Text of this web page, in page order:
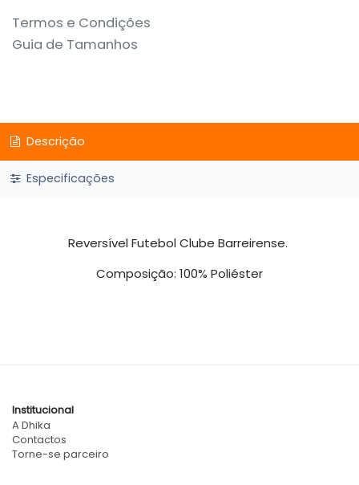
Termos e Condições
Guia de Tamanhos
Descrição
Especificações
Reversível Futebol Clube Barreirense.
Composição: 100% Poliéster
Institucional
A Dhika
Contactos
Torne-se parceiro